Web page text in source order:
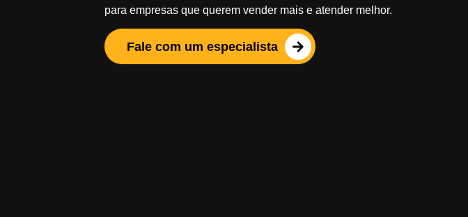
para empresas que querem vender mais e atender melhor.
Fale com um especialista